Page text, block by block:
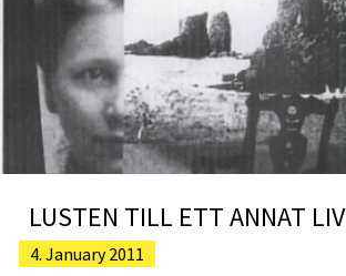
LUSTEN TILL ETT ANNAT LIV
4. January 2011